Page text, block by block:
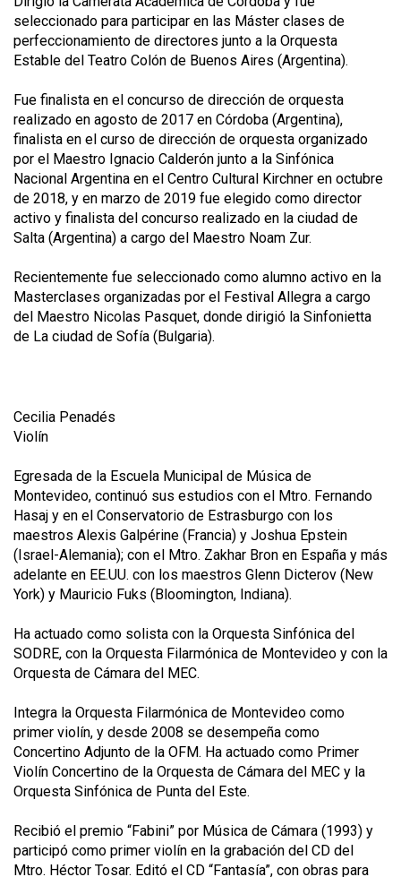
seleccionado para participar en las Máster clases de
perfeccionamiento de directores junto a la Orquesta
Estable del Teatro Colón de Buenos Aires (Argentina).
Fue finalista en el concurso de dirección de orquesta
realizado en agosto de 2017 en Córdoba (Argentina),
finalista en el curso de dirección de orquesta organizado
por el Maestro Ignacio Calderón junto a la Sinfónica
Nacional Argentina en el Centro Cultural Kirchner en octubre
de 2018, y en marzo de 2019 fue elegido como director
activo y finalista del concurso realizado en la ciudad de
Salta (Argentina) a cargo del Maestro Noam Zur.
Recientemente fue seleccionado como alumno activo en la
Masterclases organizadas por el Festival Allegra a cargo
del Maestro Nicolas Pasquet, donde dirigió la Sinfonietta
de La ciudad de Sofía (Bulgaria).
Cecilia Penadés
Violín
Egresada de la Escuela Municipal de Música de
Montevideo, continuó sus estudios con el Mtro. Fernando
Hasaj y en el Conservatorio de Estrasburgo con los
maestros Alexis Galpérine (Francia) y Joshua Epstein
(Israel-Alemania); con el Mtro. Zakhar Bron en España y más
adelante en EE.UU. con los maestros Glenn Dicterov (New
York) y Mauricio Fuks (Bloomington, Indiana).
Ha actuado como solista con la Orquesta Sinfónica del
SODRE, con la Orquesta Filarmónica de Montevideo y con la
Orquesta de Cámara del MEC.
Integra la Orquesta Filarmónica de Montevideo como
primer violín, y desde 2008 se desempeña como
Concertino Adjunto de la OFM. Ha actuado como Primer
Violín Concertino de la Orquesta de Cámara del MEC y la
Orquesta Sinfónica de Punta del Este.
Recibió el premio “Fabini” por Música de Cámara (1993) y
participó como primer violín en la grabación del CD del
Mtro. Héctor Tosar. Editó el CD “Fantasía”, con obras para